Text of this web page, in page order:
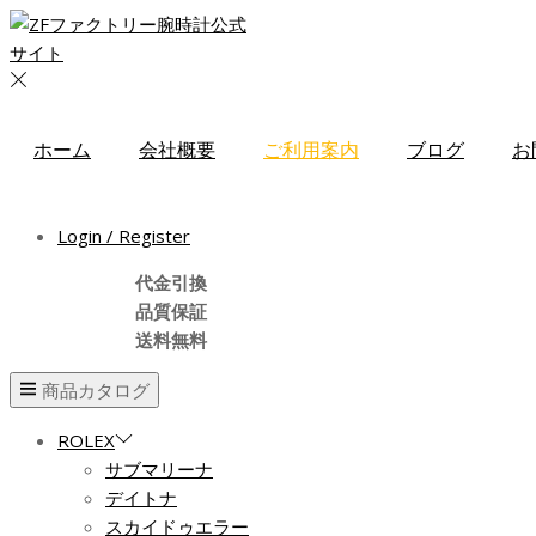
ホーム 会社概要 ご利用案内 ブログ
Login / Register
代金引換
品質保証
送料無料
商品カタログ
ROLEX
サブマリーナ
デイトナ
スカイドゥエラー